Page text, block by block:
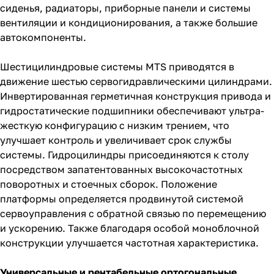
сиденья, радиаторы, приборные панели и системы
вентиляции и кондиционирования, а также большие
автокомпоненты.
Шестицилиндровые системы MTS приводятся в
движение шестью сервогидравлическими цилиндрами.
Инвертированная герметичная конструкция привода и
гидростатические подшипники обеспечивают ультра-
жесткую конфигурацию с низким трением, что
улучшает контроль и увеличивает срок службы
системы. Гидроцилиндры присоединяются к столу
посредством запатентованных высокочастотных
поворотных и стоечных сборок. Положение
платформы определяется продвинутой системой
сервоуправления с обратной связью по перемещению
и ускорению. Также благодаря особой моноблочной
конструкции улучшается частотная характеристика.